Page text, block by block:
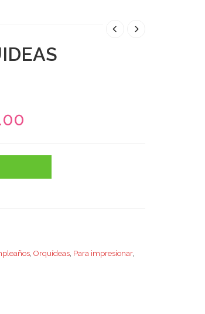
, Orquídeas, Para impresionar,